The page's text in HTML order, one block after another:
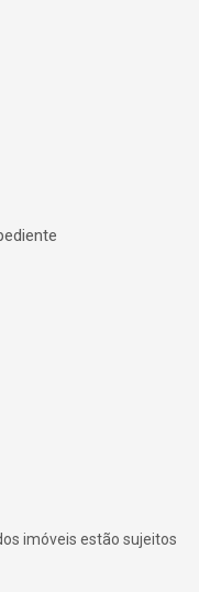
imóveis estão sujeitos